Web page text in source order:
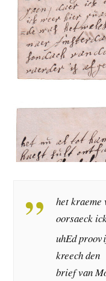
het kraeme
oorsaeck
uhEd
kreech den
brief van